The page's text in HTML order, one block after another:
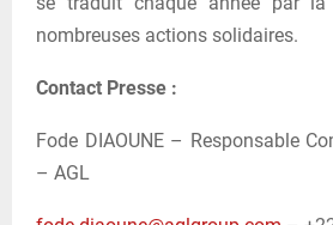
nombreuses actions solidaires.
Contact Presse :
Fode DIAOUNE – Responsable
– AGL